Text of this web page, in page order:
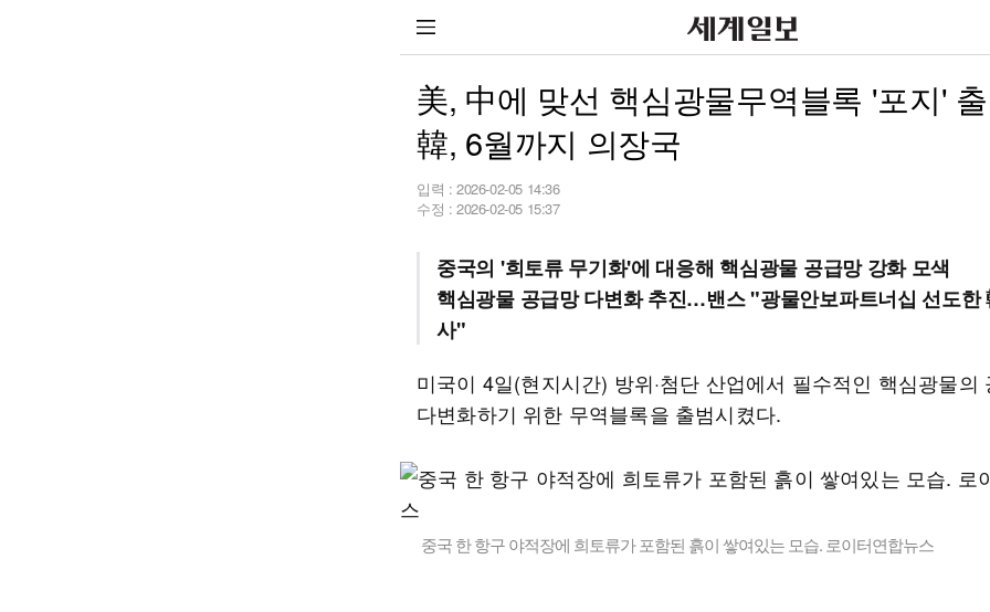
美, 中에 맞선 핵심광물무역블록 '포지'
韓, 6월까지 의장국
입력 : 2026-02-05 14:36
수정 : 2026-02-05 15:37
중국의 '희토류 무기화'에 대응해 핵심광물 공급망 강화 모색
핵심광물 공급망 다변화 추진…밴스 "광물안보파트너십 선도한
사"
미국이 4일(현지시간) 방위·첨단 산업에서 필수적인 핵심광물의
다변화하기 위한 무역블록을 출범시켰다.
중국 한 항구 야적장에 희토류가 포함된 흙이 쌓여있는 모습. 로이터연합뉴스